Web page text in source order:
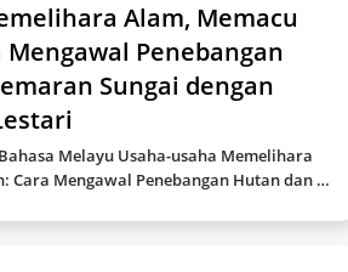
Alam, Memacu
Penebangan
Sungai dengan
Melayu Usaha-usaha Memelihara
Cara Mengawal Penebangan Hutan dan …